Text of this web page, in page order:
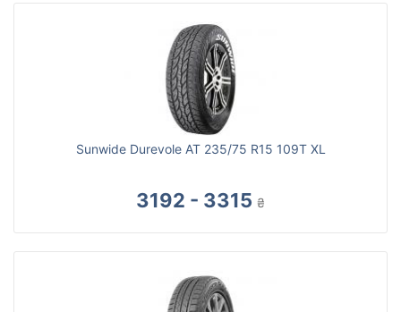
Sunwide Durevole AT 235/75 R15 109T XL
3192 - 3315 ₴